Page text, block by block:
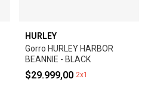
HURLEY
Gorro HURLEY HARBOR
BEANNIE - BLACK
$29.999,00 2x1